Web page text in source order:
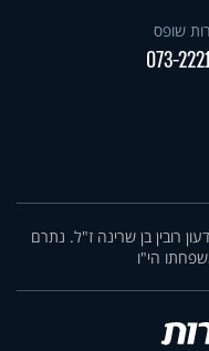
שופס
073-
רובין בן שרינה ז"ל. נתרם
הי"ו